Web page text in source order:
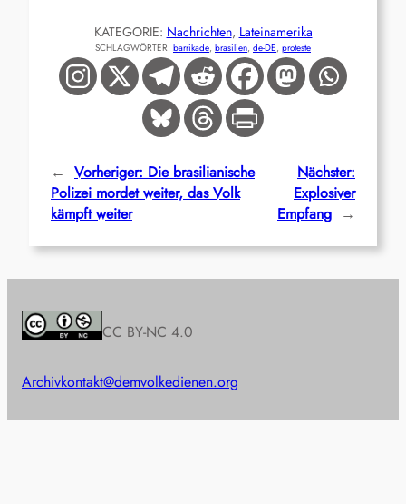
KATEGORIE: Nachrichten, Lateinamerika
SCHLAGWÖRTER: barrikade, brasilien, de-DE, proteste
← Vorheriger: Die brasilianische
Polizei mordet weiter, das Volk
kämpft weiter
Nächster:
Explosiver
Empfang →
CC BY-NC 4.0
Archivkontakt@demvolkedienen.org